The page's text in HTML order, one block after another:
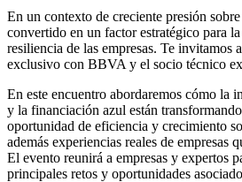
En un contexto de creciente presión
convertido en un factor estratégico para
resiliencia de las empresas. Te invitamos
exclusivo con BBVA y el socio técnico
En este encuentro abordaremos cómo la
y la financiación azul están
oportunidad de eficiencia y crecimiento
además experiencias reales de empresas
El evento reunirá a empresas y expertos
principales retos y oportunidades